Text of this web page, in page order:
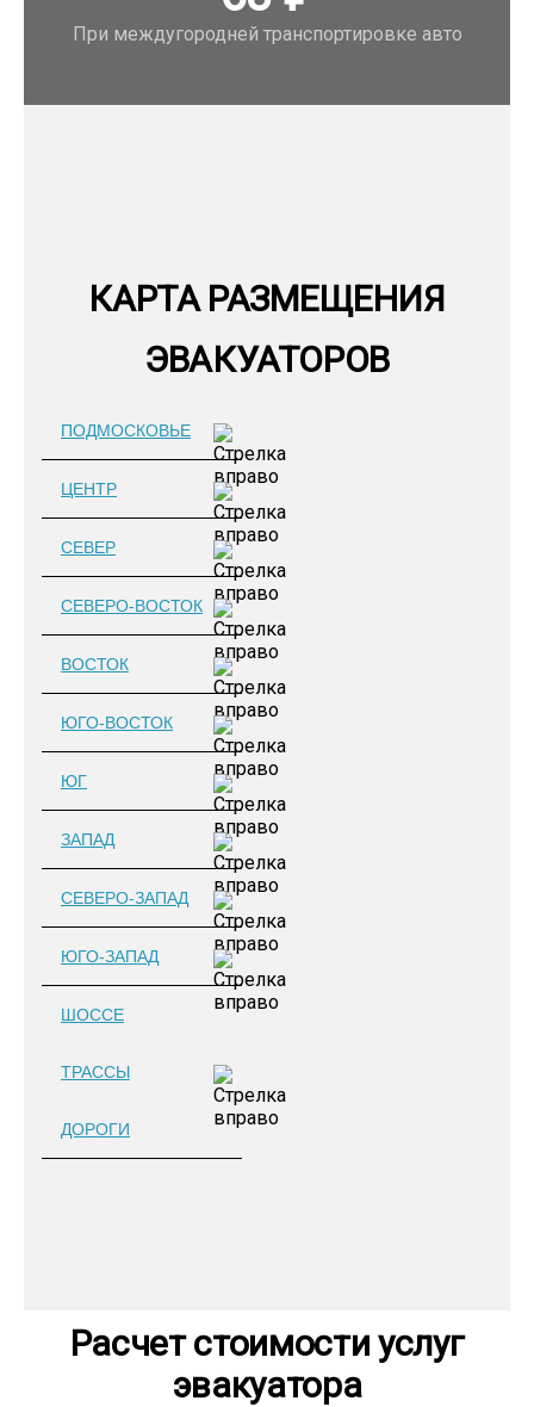
При междугородней транспортировке авто
КАРТА РАЗМЕЩЕНИЯ
ЭВАКУАТОРОВ
ПОДМОСКОВЬЕ
ЦЕНТР
СЕВЕР
СЕВЕРО-ВОСТОК
ВОСТОК
ЮГО-ВОСТОК
ЮГ
ЗАПАД
СЕВЕРО-ЗАПАД
ЮГО-ЗАПАД
ШОССЕ
ТРАССЫ
ДОРОГИ
Расчет стоимости услуг
эвакуатора